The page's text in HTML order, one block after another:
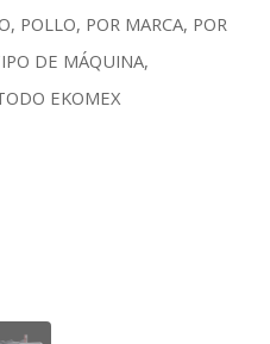
, POLLO, POR MARCA, POR
DE MÁQUINA,
EKOMEX